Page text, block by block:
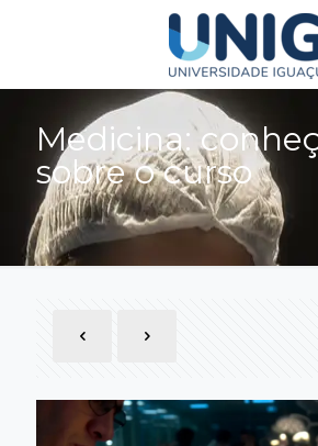
Medicina:
sobre o curso